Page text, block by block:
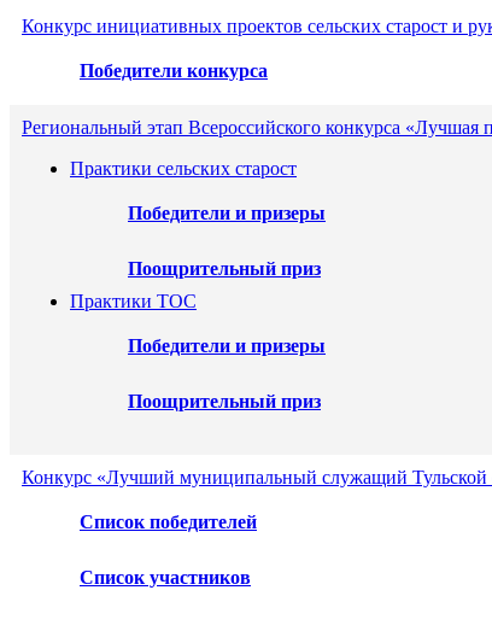
Конкурс инициативных проектов сельских старост и
Победители конкурса
Региональный этап Всероссийского конкурса «Лучшая
Практики сельских старост
Победители и призеры
Поощрительный приз
Практики ТОС
Победители и призеры
Поощрительный приз
Конкурс «Лучший муниципальный служащий Тульской
Список победителей
Список участников